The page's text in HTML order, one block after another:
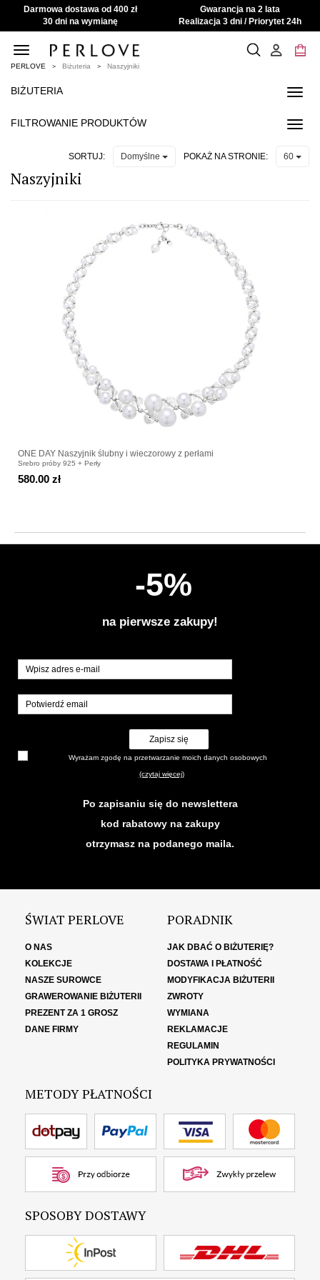
Darmowa dostawa od 400 zł
Gwarancja na 2 lata
30 dni na wymianę
Realizacja 3 dni / Priorytet 24h
Toggle
navigation
PERLOVE Biżuteria Naszyjniki
BIŻUTERIA
FILTROWANIE PRODUKTÓW
SORTUJ: Domyślne POKAŻ NA STRONIE: 60
Naszyjniki
ONE DAY Naszyjnik ślubny i wieczorowy z perłami
Srebro próby 925 + Perły
580.00 zł
-5%
na pierwsze zakupy!
Zapisz się
Wyrażam zgodę na przetwarzanie moich danych osobowych
(czytaj więcej)
Po zapisaniu się do newslettera
kod rabatowy na zakupy
otrzymasz na podanego maila.
ŚWIAT PERLOVE
O NAS
KOLEKCJE
NASZE SUROWCE
GRAWEROWANIE BIŻUTERII
PREZENT ZA 1 GROSZ
DANE FIRMY
PORADNIK
JAK DBAĆ O BIŻUTERIĘ?
DOSTAWA I PŁATNOŚĆ
MODYFIKACJA BIŻUTERII
ZWROTY
WYMIANA
REKLAMACJE
REGULAMIN
POLITYKA PRYWATNOŚCI
METODY PŁATNOŚCI
SPOSOBY DOSTAWY